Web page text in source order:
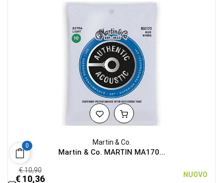
Martin & Co.
Martin & Co. MARTIN MA170...
€ 10,90
€ 10,36 NUOVO
0